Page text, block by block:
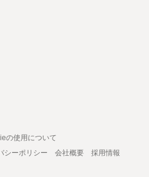
の使用について
シーポリシー 会社概要
採用情報